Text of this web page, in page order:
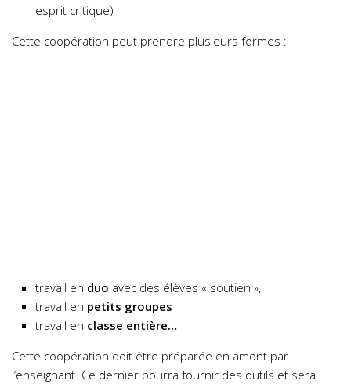
esprit critique)
Cette coopération peut prendre plusieurs formes :
travail en duo avec des élèves « soutien »,
travail en petits groupes
travail en classe entière…
Cette coopération doit être préparée en amont par
l’enseignant. Ce dernier pourra fournir des outils et sera